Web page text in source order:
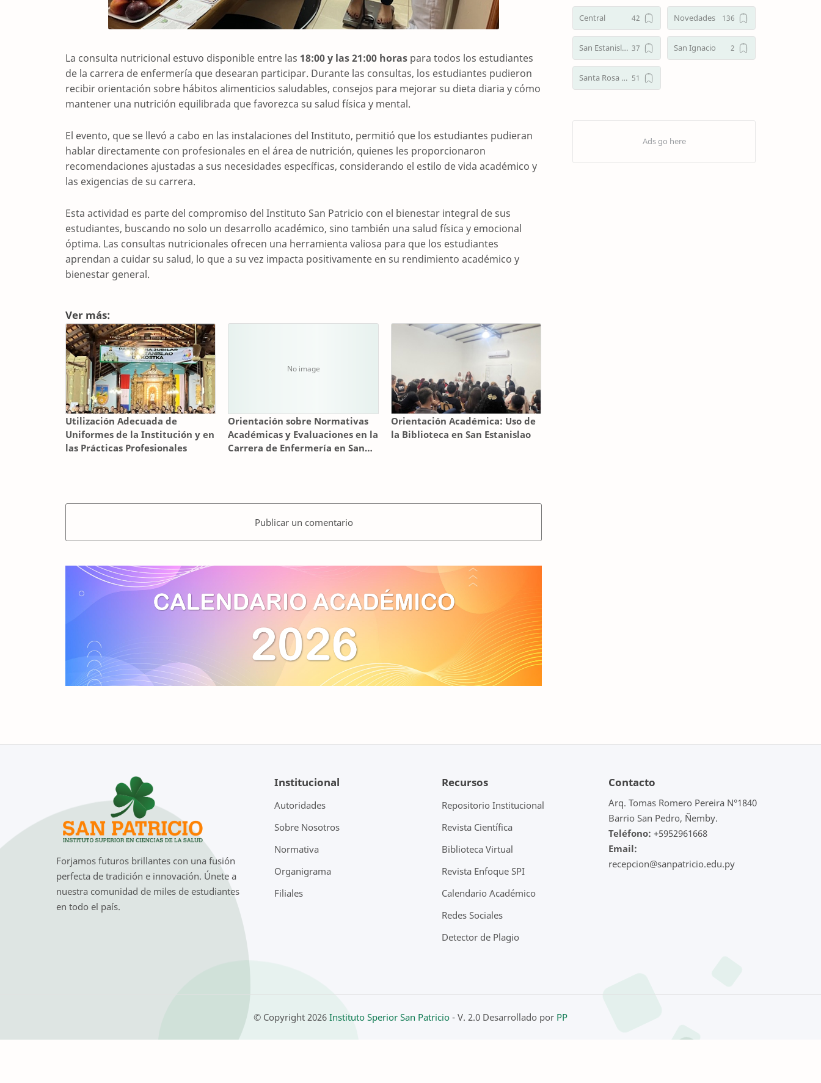
La consulta nutricional estuvo disponible entre las 18:00 y las 21:00 horas para todos los estudiantes
de la carrera de enfermería que desearan participar. Durante las consultas, los estudiantes pudieron
recibir orientación sobre hábitos alimenticios saludables, consejos para mejorar su dieta diaria y cómo
mantener una nutrición equilibrada que favorezca su salud física y mental.
El evento, que se llevó a cabo en las instalaciones del Instituto, permitió que los estudiantes pudieran
hablar directamente con profesionales en el área de nutrición, quienes les proporcionaron
recomendaciones ajustadas a sus necesidades específicas, considerando el estilo de vida académico y
las exigencias de su carrera.
Esta actividad es parte del compromiso del Instituto San Patricio con el bienestar integral de sus
estudiantes, buscando no solo un desarrollo académico, sino también una salud física y emocional
óptima. Las consultas nutricionales ofrecen una herramienta valiosa para que los estudiantes
aprendan a cuidar su salud, lo que a su vez impacta positivamente en su rendimiento académico y
bienestar general.
Ver más:
Utilización Adecuada de
Uniformes de la Institución y en
las Prácticas Profesionales
Orientación sobre Normativas
Académicas y Evaluaciones en la
Carrera de Enfermería en San
Orientación Académica: Uso de
la Biblioteca en San Estanislao
Publicar un comentario
Central Novedades
San Estanislao San Ignacio
Santa Rosa del Aguaray
Forjamos futuros brillantes con una fusión
perfecta de tradición e innovación. Únete a
nuestra comunidad de miles de estudiantes
en todo el país.
Institucional
Autoridades
Sobre Nosotros
Normativa
Organigrama
Filiales
Recursos
Repositorio Institucional
Revista Científica
Biblioteca Virtual
Revista Enfoque SPI
Calendario Académico
Redes Sociales
Detector de Plagio
Contacto
Arq. Tomas Romero Pereira N°1840
Barrio San Pedro, Ñemby.
Teléfono: +5952961668
Email:
recepcion@sanpatricio.edu.py
© Copyright 2026 Instituto Sperior San Patricio - V. 2.0 Desarrollado por PP